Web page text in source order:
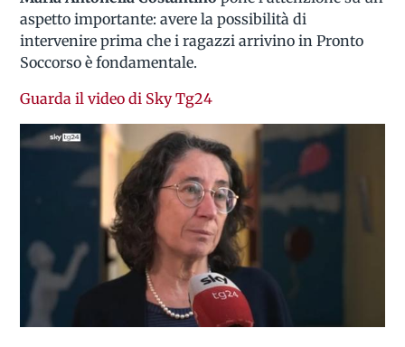
aspetto importante: avere la possibilità di
intervenire prima che i ragazzi arrivino in Pronto
Soccorso è fondamentale.
Guarda il video di Sky Tg24